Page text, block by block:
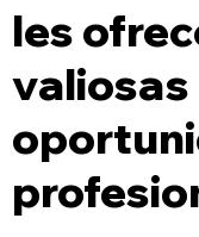
les
valiosas